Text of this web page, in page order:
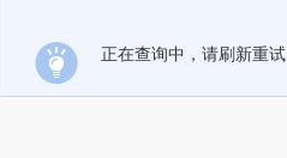
正在查询中，请刷新重试